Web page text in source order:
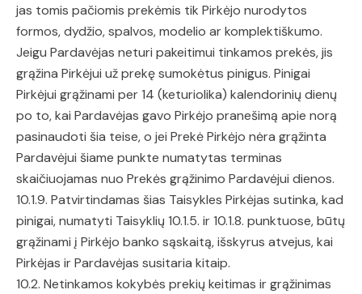
jas tomis pačiomis prekėmis tik Pirkėjo nurodytos
formos, dydžio, spalvos, modelio ar komplektiškumo.
Jeigu Pardavėjas neturi pakeitimui tinkamos prekės, jis
grąžina Pirkėjui už prekę sumokėtus pinigus. Pinigai
Pirkėjui grąžinami per 14 (keturiolika) kalendorinių dienų
po to, kai Pardavėjas gavo Pirkėjo pranešimą apie norą
pasinaudoti šia teise, o jei Prekė Pirkėjo nėra grąžinta
Pardavėjui šiame punkte numatytas terminas
skaičiuojamas nuo Prekės grąžinimo Pardavėjui dienos.
10.1.9. Patvirtindamas šias Taisykles Pirkėjas sutinka, kad
pinigai, numatyti Taisyklių 10.1.5. ir 10.1.8. punktuose, būtų
grąžinami į Pirkėjo banko sąskaitą, išskyrus atvejus, kai
Pirkėjas ir Pardavėjas susitaria kitaip.
10.2. Netinkamos kokybės prekių keitimas ir grąžinimas